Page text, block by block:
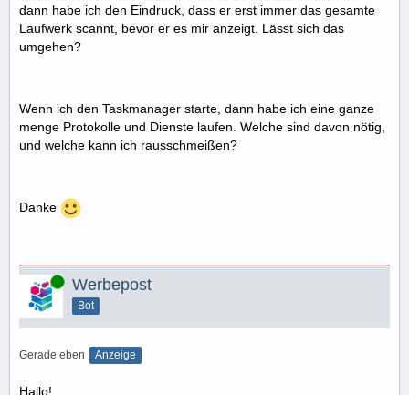
dann habe ich den Eindruck, dass er erst immer das gesamte
Laufwerk scannt, bevor er es mir anzeigt. Lässt sich das
umgehen?
Wenn ich den Taskmanager starte, dann habe ich eine ganze
menge Protokolle und Dienste laufen. Welche sind davon nötig,
und welche kann ich rausschmeißen?
Danke
Online Werbepost
Bot
Gerade eben Anzeige
Hallo!